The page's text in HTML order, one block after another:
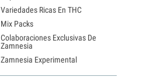
Variedades Ricas En THC
Mix Packs
Colaboraciones Exclusivas De
Zamnesia
Zamnesia Experimental